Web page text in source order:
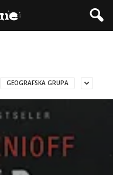
GEOGRAFSKA GRUPA